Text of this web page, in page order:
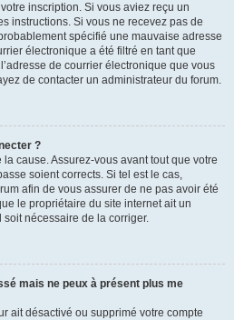
inscription. Si vous aviez reçu un
instructions. Si vous ne recevez pas de
spécifié une mauvaise adresse
électronique a été filtré en tant que
de courrier électronique que vous
de contacter un administrateur du forum.
?
cause. Assurez-vous avant tout que votre
soient corrects. Si tel est le cas,
afin de vous assurer de ne pas avoir été
le propriétaire du site internet ait un
soit nécessaire de la corriger.
mais ne peux à présent plus me
ait désactivé ou supprimé votre compte